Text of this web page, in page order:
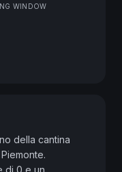
WINDOW
della cantina
di 0 e un